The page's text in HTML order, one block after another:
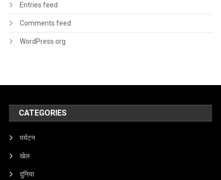
Entries feed
Comments feed
WordPress.org
CATEGORIES
पर्यटन
खेल
दुनिया